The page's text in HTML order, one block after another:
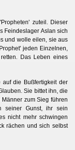
zuteil. Dieser
Feindeslager Aslan sich
und wolle eilen, sie aus
jeden Einzelnen,
Das Leben eines
auf die Bußfertigkeit der
Sie bittet ihn, die
zum Sieg führen
seiner Gunst, ihr sein
nicht mehr schwingen
rächen und sich selbst